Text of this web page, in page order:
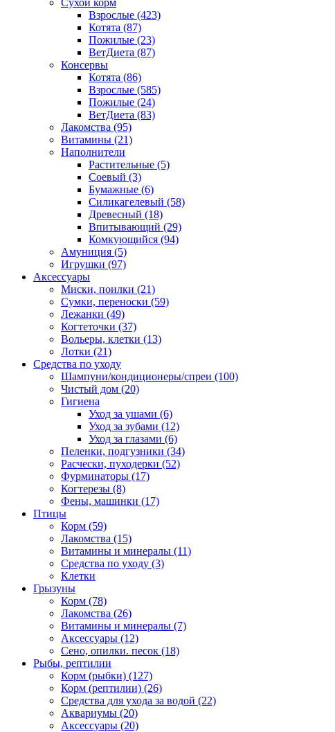
Сухой корм
Взрослые (423)
Котята (87)
Пожилые (23)
ВетДиета (87)
Консервы
Котята (86)
Взрослые (585)
Пожилые (24)
ВетДиета (83)
Лакомства (95)
Витамины (21)
Наполнители
Растительные (5)
Соевый (3)
Бумажные (6)
Силикагелевый (58)
Древесный (18)
Впитывающий (29)
Комкующийся (94)
Амуниция (5)
Игрушки (97)
Аксессуары
Миски, поилки (21)
Сумки, переноски (59)
Лежанки (49)
Когтеточки (37)
Вольеры, клетки (13)
Лотки (21)
Средства по уходу
Шампуни/кондиционеры/спреи (100)
Чистый дом (20)
Гигиена
Уход за ушами (6)
Уход за зубами (12)
Уход за глазами (6)
Пеленки, подгузники (34)
Расчески, пуходерки (52)
Фурминаторы (17)
Когтерезы (8)
Фены, машинки (17)
Птицы
Корм (59)
Лакомства (15)
Витамины и минералы (11)
Средства по уходу (3)
Клетки
Грызуны
Корм (78)
Лакомства (26)
Витамины и минералы (7)
Аксессуары (12)
Сено, опилки. песок (18)
Рыбы, рептилии
Корм (рыбки) (127)
Корм (рептилии) (26)
Средства для ухода за водой (22)
Аквариумы (20)
Аксессуары (20)